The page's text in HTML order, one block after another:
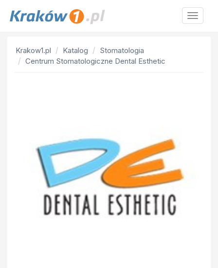
Krakow1.pl Katalog
Stomatologia
Centrum Stomatologiczne Dental Esthetic